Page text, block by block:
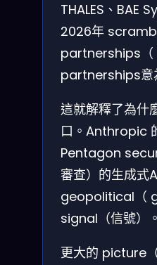
THALES、BAE
2026年
partnerships
partnerships意
這就解釋了為什
口。Anthropic
Pentagon
審查）的生成式
geopolitical（
signal（信號）。
更大的 picture